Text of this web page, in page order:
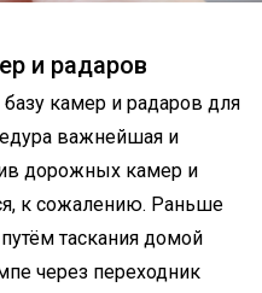
и радаров
камер и радаров для
важнейшая и
дорожных камер и
к сожалению. Раньше
таскания домой
через переходник